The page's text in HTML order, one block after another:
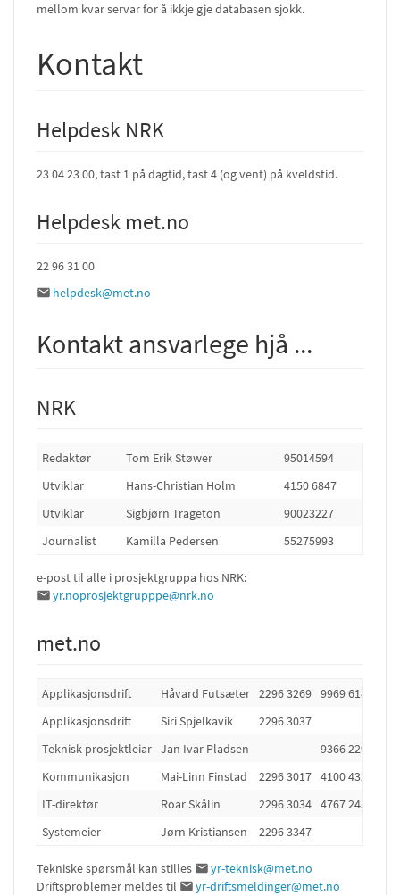
mellom kvar servar for å ikkje gje databasen sjokk.
Kontakt
Helpdesk NRK
23 04 23 00, tast 1 på dagtid, tast 4 (og vent) på kveldstid.
Helpdesk met.no
22 96 31 00
helpdesk@met.no
Kontakt ansvarlege hjå ...
NRK
Redaktør Tom Erik Støwer
95014594
Utviklar
Hans-Christian Holm
4150 6847
Utviklar
Sigbjørn Trageton
90023227
Journalist
Kamilla Pedersen 55275993
e-post til alle i prosjektgruppa hos NRK:
yr.noprosjektgrupppe@nrk.no
met.no
Applikasjonsdrift Håvard Futsæter 2296 3269 9969 6184
Applikasjonsdrift
Siri Spjelkavik
2296 3037
Teknisk prosjektleiar Jan Ivar Pladsen
9366 2291
Kommunikasjon
Mai-Linn Finstad 2296 3017 4100 4321
IT-direktør
Roar Skålin 2296 3034 4767 2459
Systemeier
Jørn Kristiansen 2296 3347
Tekniske spørsmål kan stilles
yr-teknisk@met.no
Driftsproblemer meldes til
yr-driftsmeldinger@met.no